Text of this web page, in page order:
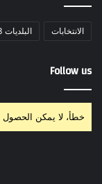
الانتخابات البلديات 2023
Follow us
خطأ، لا يمكن